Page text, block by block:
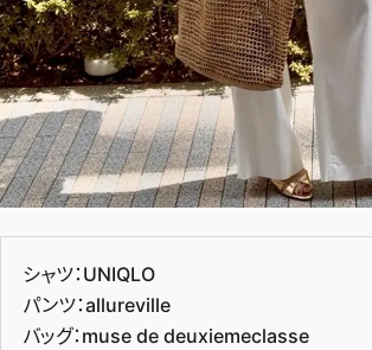
シャツ：UNIQLO
パンツ：allureville
バッグ：muse de deuxiemeclasse